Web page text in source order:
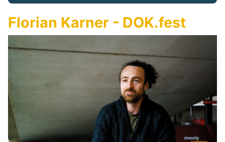
Florian Karner - DOK.fest